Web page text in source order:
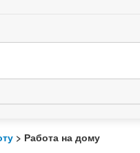
> Работа на дому